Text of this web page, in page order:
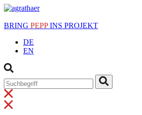
BRING PEPPINS PROJEKT
DE
EN